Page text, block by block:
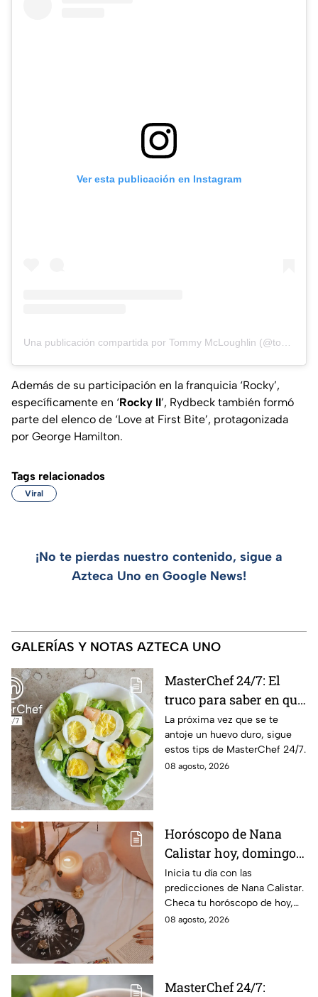
Ver esta publicación en Instagram
Además de su participación en la franquicia ‘Rocky’,
específicamente en ‘Rocky II’, Rydbeck también formó
parte del elenco de ‘Love at First Bite’, protagonizada
por George Hamilton.
Tags relacionados
Viral
¡No te pierdas nuestro contenido, sigue a
Azteca Uno en Google News!
GALERÍAS Y NOTAS AZTECA UNO
MasterChef 24/7: El
truco para saber en qué
momento está listo un
huevo cocido
La próxima vez que se te
antoje un huevo duro, sigue
estos tips de MasterChef 24/7.
08 agosto, 2026
Horóscopo de Nana
Calistar hoy, domingo 9
de agosto: estos signos
tendrán ingresos extra
Inicia tu día con las
predicciones de Nana Calistar.
Checa tu horóscopo de hoy,
domingo 9 de agosto, y
08 agosto, 2026
MasterChef 24/7: